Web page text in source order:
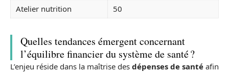
Atelier nutrition 50
Quelles tendances émergent concernant
l’équilibre financier du système de santé ?
L’enjeu réside dans la maîtrise des dépenses de santé afin